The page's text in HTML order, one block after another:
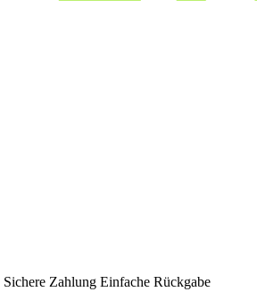
Sichere Zahlung Einfache Rückgabe